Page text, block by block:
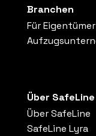
Branchen
Für
Über SafeLine
Über SafeLine
SafeLine Lyra